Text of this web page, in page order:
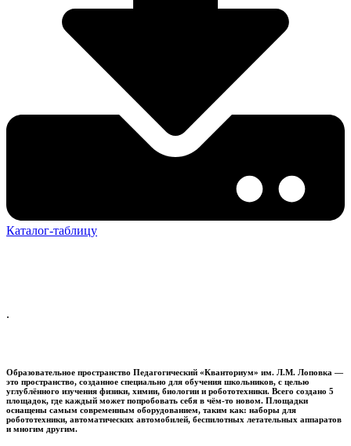
Каталог-таблицу
.
Образовательное пространство Педагогический «Кванториум» им. Л.М. Лоповка —
это пространство, созданное специально для обучения школьников, с целью
углублённого изучения физики, химии, биологии и робототехники. Всего создано 5
площадок, где каждый может попробовать себя в чём-то новом. Площадки
оснащены самым современным оборудованием, таким как: наборы для
робототехники, автоматических автомобилей, беспилотных летательных аппаратов
и многим другим.